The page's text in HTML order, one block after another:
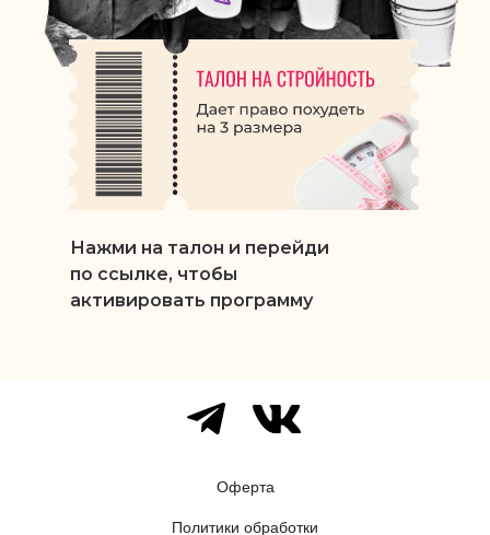
Нажми на талон и перейди
по ссылке, чтобы
активировать программу
Политики обработки
Оферта